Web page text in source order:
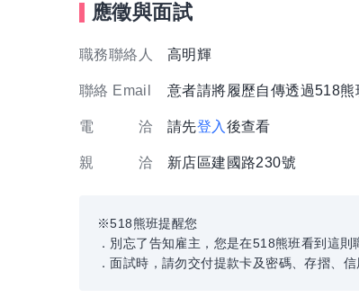
應徵與面試
職務聯絡人 高明輝
聯絡 Email 意者請將履歷自傳透過518
電 洽 請先登入 後查看
親 洽 新店區建國路230號
※518熊班提醒您
．別忘了告知雇主，您是在518熊班看到這則
．面試時，請勿交付提款卡及密碼、存摺、